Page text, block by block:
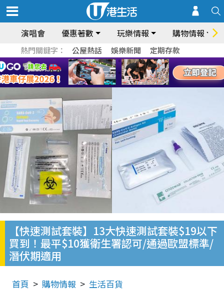
演唱會 優惠著數 玩樂情報 購物情報
熱門關鍵字： 公屋熱話 娛樂新聞 定期存款
【快速測試套裝】13大快速測試套裝$19以下
買到！最平$10獲衛生署認可/通過歐盟標準/
潛伏期適用
首頁 購物情報 生活百貨